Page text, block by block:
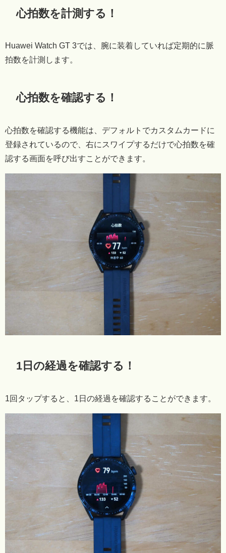
心拍数を計測する！
Huawei Watch GT 3では、腕に装着していれば定期的に脈
拍数を計測します。
心拍数を確認する！
心拍数を確認する機能は、デフォルトでカスタムカードに
登録されているので、右にスワイプするだけで心拍数を確
認する画面を呼び出すことができます。
1日の経過を確認する！
1回タップすると、1日の経過を確認することができます。